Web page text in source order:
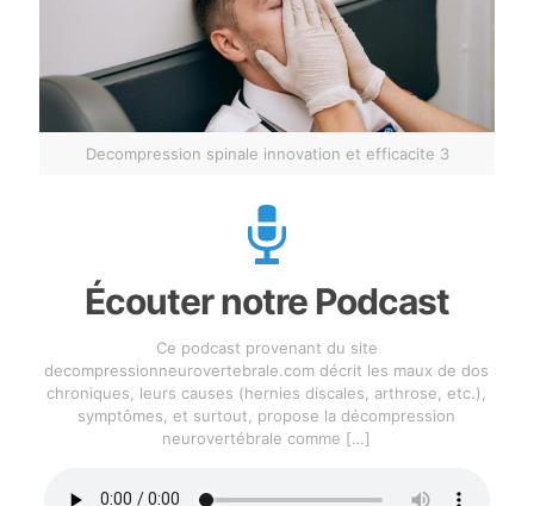
Decompression spinale innovation et efficacite 3
Écouter notre Podcast
Ce podcast provenant du site
decompressionneurovertebrale.com décrit les maux de dos
chroniques, leurs causes (hernies discales, arthrose, etc.),
symptômes, et surtout, propose la décompression
neurovertébrale comme […]